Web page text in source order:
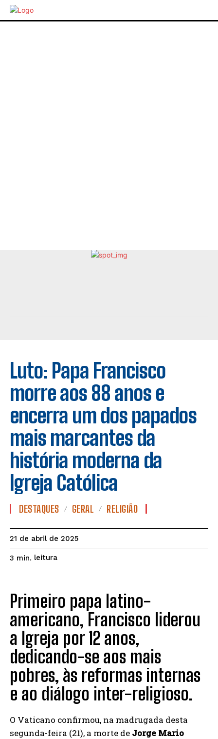
Luto: Papa Francisco
morre aos 88 anos e
encerra um dos papados
mais marcantes da
história moderna da
Igreja Católica
DESTAQUES GERAL RELIGIÃO
21 de abril de 2025
3 min. leitura
Primeiro papa latino-
americano, Francisco liderou
a Igreja por 12 anos,
dedicando-se aos mais
pobres, às reformas internas
e ao diálogo inter-religioso.
O Vaticano confirmou, na madrugada desta
segunda-feira (21), a morte de Jorge Mario